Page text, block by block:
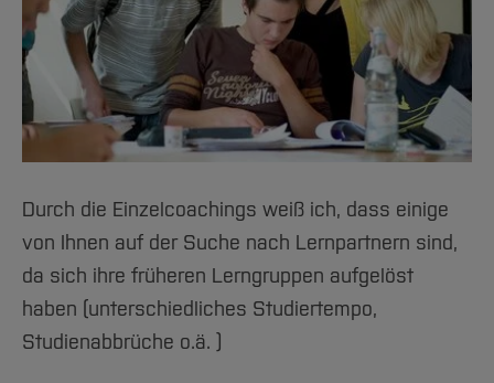
Durch die Einzelcoachings weiß ich, dass einige
von Ihnen auf der Suche nach Lernpartnern sind,
da sich ihre früheren Lerngruppen aufgelöst
haben (unterschiedliches Studiertempo,
Studienabbrüche o.ä. )